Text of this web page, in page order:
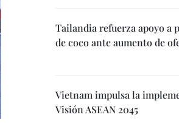
Tailandia refuerza apoyo a
de coco ante aumento de
Vietnam impulsa la
Visión ASEAN 2045